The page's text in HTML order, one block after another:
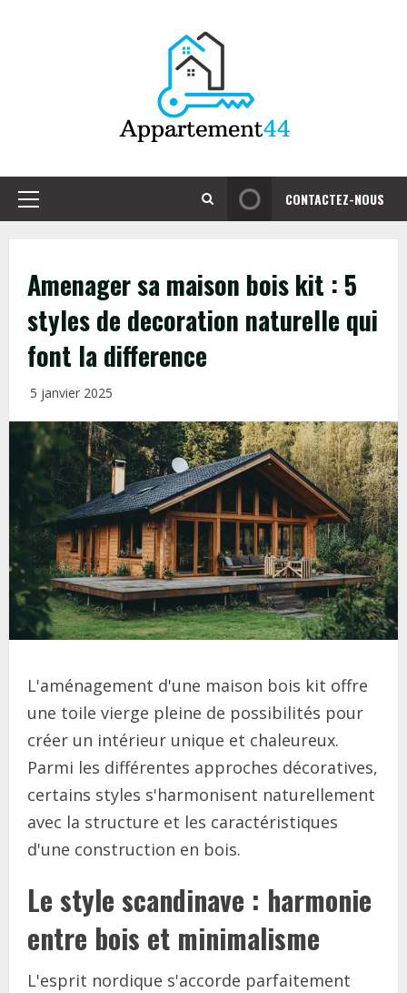
Primary
CONTACTEZ-NOUS
Amenager sa maison bois kit : 5
styles de decoration naturelle qui
font la difference
5 janvier 2025
L'aménagement d'une maison bois kit offre
une toile vierge pleine de possibilités pour
créer un intérieur unique et chaleureux.
Parmi les différentes approches décoratives,
certains styles s'harmonisent naturellement
avec la structure et les caractéristiques
d'une construction en bois.
Le style scandinave : harmonie
entre bois et minimalisme
L'esprit nordique s'accorde parfaitement